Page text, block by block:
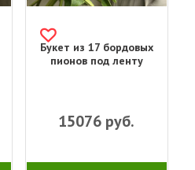
Букет из 17 бордовых
пионов под ленту
15076 руб.